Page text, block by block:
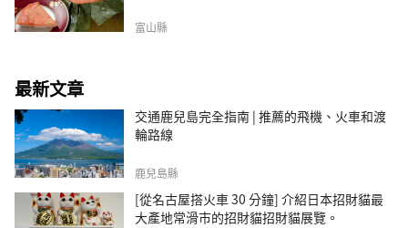
富山縣
最新文章
交通鹿兒島完全指南 | 推薦的飛機、火車和渡
輪路線
鹿兒島縣
[從名古屋搭火車 30 分鐘] 介紹日本招財貓最
大產地常滑市的招財貓招財貓展覽。